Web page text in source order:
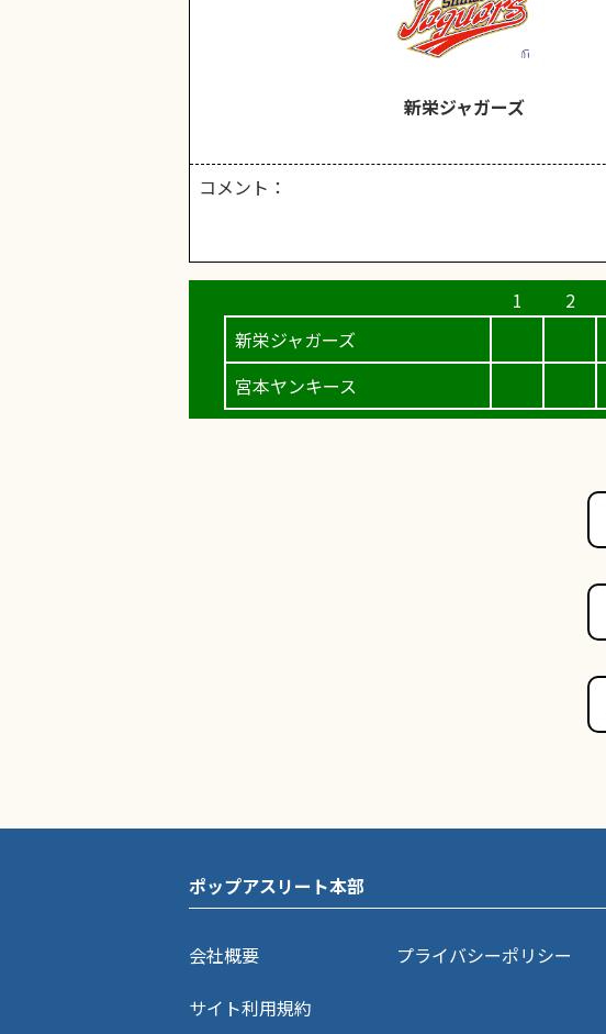
新栄ジャガーズ
コメント：
新栄ジャガーズ
宮本ヤンキース
ポップアスリート本部
会社概要 プライバシーポリシー
サイト利用規約